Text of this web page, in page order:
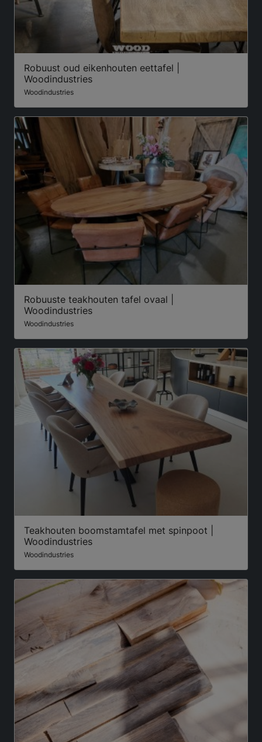
Robuust oud eikenhouten eettafel |
Woodindustries
Woodindustries
Robuuste teakhouten tafel ovaal |
Woodindustries
Woodindustries
Teakhouten boomstamtafel met spinpoot |
Woodindustries
Woodindustries